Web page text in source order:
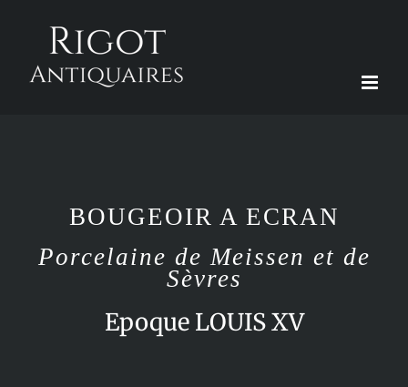
contenu
BOUGEOIR A ECRAN
Porcelaine de Meissen et de
Sèvres
Epoque LOUIS XV